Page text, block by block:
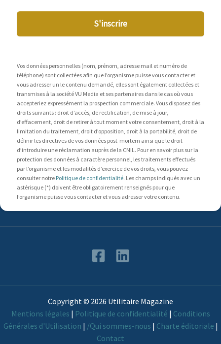
S'inscrire
Vos données personnelles (nom, prénom, adresse mail et numéro de
téléphone) sont collectées afin que l’organisme puisse vous contacter et
vous adresser un le contenu demandé, elles sont également collectées et
transmises à la société VU Media et ses partenaires dans le cas où vous
accepteriez expressément la prospection commerciale. Vous disposez des
droits suivants : droit d’accès, de rectification, de mise à jour,
d’effacement, droit de retirer à tout moment votre consentement, droit à la
limitation du traitement, droit d’opposition, droit à la portabilité, droit de
définir les directives de vos données post-mortem ainsi que le droit
d’introduire une réclamation auprès de la CNIL. Pour en savoir plus sur la
protection des données à caractère personnel, les traitements effectués
par l’organisme et les modalités d’exercice de vos droits, vous pouvez
consulter notre Politique de confidentialité. Les champs indiqués avec un
astérisque (*) doivent être obligatoirement renseignés pour que
l’organisme puisse vous contacter et vous adresser votre contenu.
Copyright © 2026 Utilitaire Magazine
Mentions légales | Politique de confidentialité | Conditions
Générales d'Utilisation | /Qui sommes-nous | Charte éditoriale |
Contact